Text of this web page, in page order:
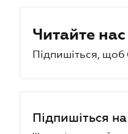
Читайте
Підпишіться, щоб
Підпишіться